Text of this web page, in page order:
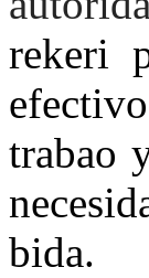
rekeri
trabao
bida.